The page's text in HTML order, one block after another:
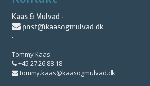
Kaas & Mulvad ·
post@kaasogmulvad.dk
·
Tommy Kaas
+45 27 26 88 18
tommy.kaas@kaasogmulvad.dk